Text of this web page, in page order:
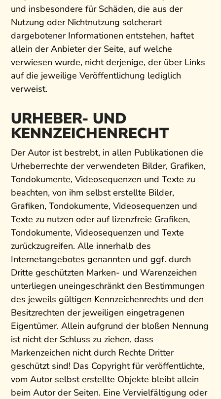
und insbesondere für Schäden, die aus der
Nutzung oder Nichtnutzung solcherart
dargebotener Informationen entstehen, haftet
allein der Anbieter der Seite, auf welche
verwiesen wurde, nicht derjenige, der über Links
auf die jeweilige Veröffentlichung lediglich
verweist.
URHEBER- UND
KENNZEICHENRECHT
Der Autor ist bestrebt, in allen Publikationen die
Urheberrechte der verwendeten Bilder, Grafiken,
Tondokumente, Videosequenzen und Texte zu
beachten, von ihm selbst erstellte Bilder,
Grafiken, Tondokumente, Videosequenzen und
Texte zu nutzen oder auf lizenzfreie Grafiken,
Tondokumente, Videosequenzen und Texte
zurückzugreifen. Alle innerhalb des
Internetangebotes genannten und ggf. durch
Dritte geschützten Marken- und Warenzeichen
unterliegen uneingeschränkt den Bestimmungen
des jeweils gültigen Kennzeichenrechts und den
Besitzrechten der jeweiligen eingetragenen
Eigentümer. Allein aufgrund der bloßen Nennung
ist nicht der Schluss zu ziehen, dass
Markenzeichen nicht durch Rechte Dritter
geschützt sind! Das Copyright für veröffentlichte,
vom Autor selbst erstellte Objekte bleibt allein
beim Autor der Seiten. Eine Vervielfältigung oder